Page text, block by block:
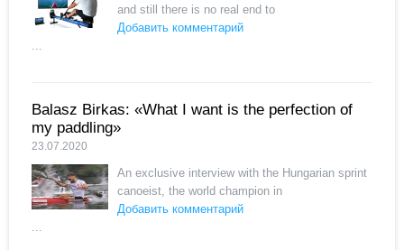
and still there is no real end to
Добавить комментарий
...
Balasz Birkas: «What I want is the perfection of
my paddling»
23.07.2020
An exclusive interview with the Hungarian sprint
canoeist, the world champion in
Добавить комментарий
...